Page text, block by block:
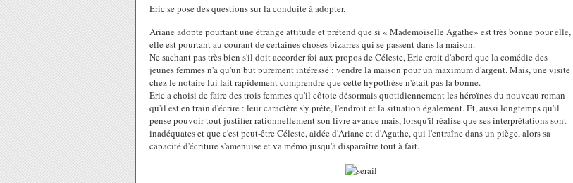
Eric se pose des questions sur la conduite à adopter.
Ariane adopte pourtant une étrange attitude et prétend que si « Mademoiselle Agathe» est très bonne pour elle,
elle est pourtant au courant de certaines choses bizarres qui se passent dans la maison.
Ne sachant pas très bien s'il doit accorder foi aux propos de Céleste, Eric croit d'abord que la comédie des
jeunes femmes n'a qu'un but purement intéressé : vendre la maison pour un maximum d'argent. Mais, une visite
chez le notaire lui fait rapidement comprendre que cette hypothèse n'était pas la bonne.
Eric a choisi de faire des trois femmes qu'il côtoie désormais quotidiennement les héroïnes du nouveau roman
qu'il est en train d'écrire : leur caractère s'y prête, l'endroit et la situation également. Et, aussi longtemps qu'il
pense pouvoir tout justifier rationnellement son livre avance mais, lorsqu'il réalise que ses interprétations sont
inadéquates et que c'est peut-être Céleste, aidée d'Ariane et d'Agathe, qui l'entraîne dans un piège, alors sa
capacité d'écriture s'amenuise et va mémo jusqu'à disparaître tout à fait.